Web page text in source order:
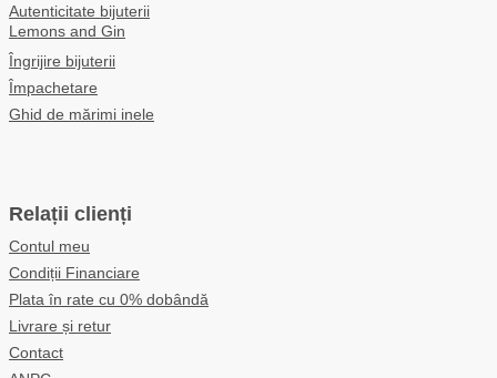
Autenticitate bijuterii
Lemons and Gin
Îngrijire bijuterii
Împachetare
Ghid de mărimi inele
Relații clienți
Contul meu
Condiții Financiare
Plata în rate cu 0% dobândă
Livrare și retur
Contact